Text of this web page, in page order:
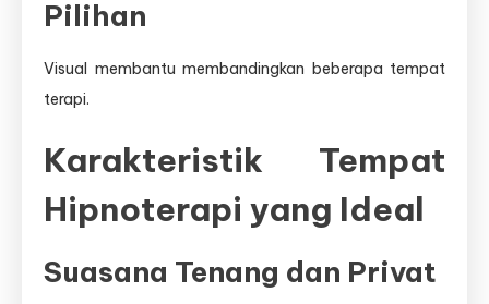
Pilihan
Visual membantu membandingkan beberapa tempat
terapi.
Karakteristik Tempat
Hipnoterapi yang Ideal
Suasana Tenang dan Privat